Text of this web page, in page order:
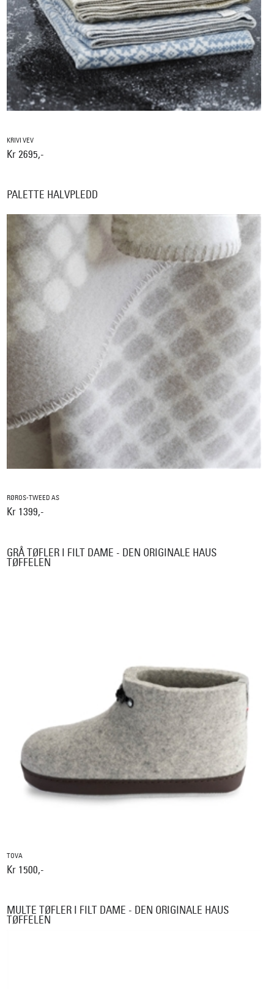
KRIVI VEV
Kr 2695,-
PALETTE HALVPLEDD
RØROS-TWEED AS
Kr 1399,-
GRÅ TØFLER I FILT DAME - DEN ORIGINALE HAUS
TØFFELEN
TOVA
Kr 1500,-
MULTE TØFLER I FILT DAME - DEN ORIGINALE HAUS
TØFFELEN